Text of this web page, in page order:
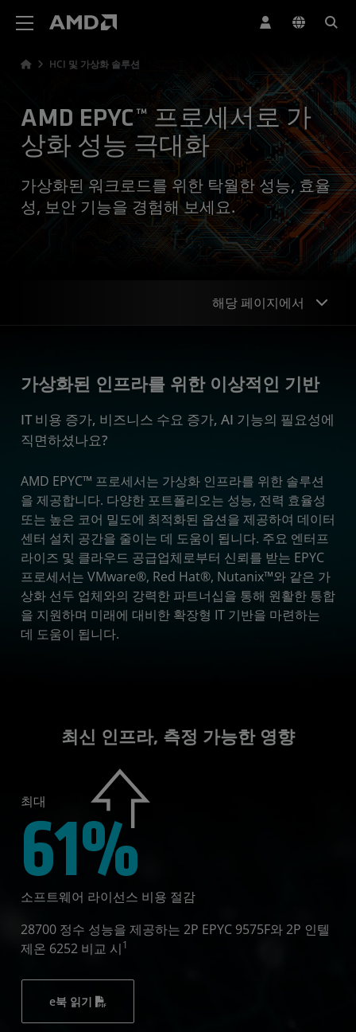
HCI 및 가상화 솔루션
AMD EPYC™ 프로세서로 가
상화 성능 극대화
가상화된 워크로드를 위한 탁월한 성능, 효율
성, 보안 기능을 경험해 보세요.
해당 페이지에서
혜택
사용 사례
사례 연구
파트너
솔루션
가상화된 인프라를 위한 이상적인 기반
IT 비용 증가, 비즈니스 수요 증가, AI 기능의 필요성에
직면하셨나요?
AMD EPYC™ 프로세서는 가상화 인프라를 위한 솔루션
을 제공합니다. 다양한 포트폴리오는 성능, 전력 효율성
또는 높은 코어 밀도에 최적화된 옵션을 제공하여 데이터
센터 설치 공간을 줄이는 데 도움이 됩니다. 주요 엔터프
라이즈 및 클라우드 공급업체로부터 신뢰를 받는 EPYC
프로세서는 VMware®, Red Hat®, Nutanix™와 같은 가
상화 선두 업체와의 강력한 파트너십을 통해 원활한 통합
을 지원하며 미래에 대비한 확장형 IT 기반을 마련하는
데 도움이 됩니다.
최신 인프라, 측정 가능한 영향
최대
61%
소프트웨어 라이선스 비용 절감
28700 정수 성능을 제공하는 2P EPYC 9575F와 2P 인텔
제온 6252 비교 시1
e북 읽기